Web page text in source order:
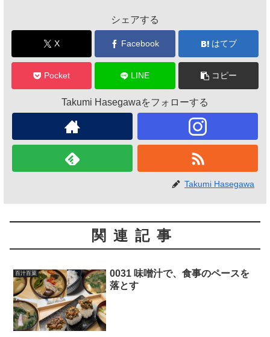
シェアする
X Facebook はてブ
Pocket LINE コピー
Takumi Hasegawaをフォローする
Takumi Hasegawa
関連記事
百汁百菜
0031 味噌汁で、食事のペースを
落とす